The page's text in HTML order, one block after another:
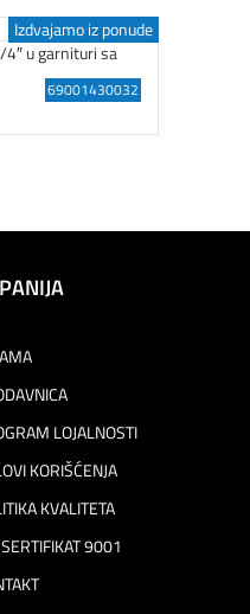
Izdvajamo iz ponude
4″ u garnituri sa
69001430032
LOJALNOSTI
KORIŠĆENJA
KVALITETA
9001